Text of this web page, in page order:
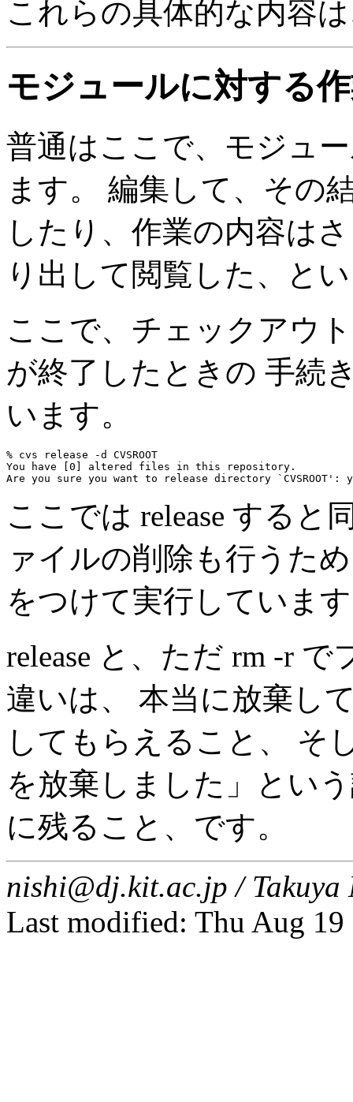
これらの具体的な内容
モジュールに対する
普通はここで、モジュ
ます。 編集して、その
したり、作業の内容は
り出して閲覧した、と
ここで、チェックアウ
が終了したときの 手続
います。
% cvs release -d CVSROOT
You have [0] altered files in this repository.
ここでは release する
ァイルの削除も行うた
をつけて実行していま
release と、ただ rm -r
違いは、 本当に放棄し
してもらえること、 そ
を放棄しました」とい
に残ること、です。
nishi@dj.kit.ac.jp / Takuya
Last modified: Thu Aug